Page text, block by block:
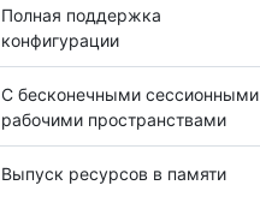
Полная поддержка
конфигурации
С бесконечными сессионными
рабочими пространствами
Выпуск ресурсов в памяти